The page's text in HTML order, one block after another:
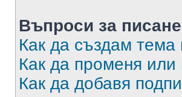
Въпроси за
Как да създам
Как да променя
Как да добавя